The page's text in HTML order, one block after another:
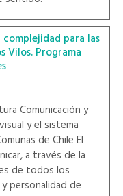
para las
Vilos. Programa
Comunicación y
y el sistema
de Chile El
a través de la
de todos los
personalidad de